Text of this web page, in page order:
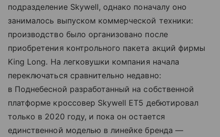
подразделение Skywell, однако поначалу оно
занималось выпуском коммерческой техники:
производство было организовано после
приобретения контрольного пакета акций фирмы
King Long. На легковушки компания начала
переключаться сравнительно недавно:
в Поднебесной разработанный на собственной
платформе кроссовер Skywell ET5 дебютировал
только в 2020 году, и пока он остается
единственной моделью в линейке бренда —